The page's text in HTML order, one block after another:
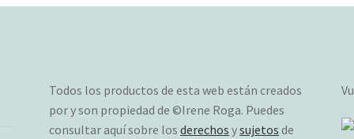
Todos los productos de esta web están creados
por y son propiedad de ©Irene Roga. Puedes
consultar aquí sobre losderechos ysujetos de